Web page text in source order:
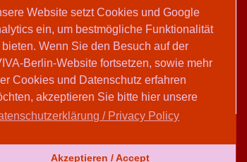
Website setzt Cookies und Google
ein, um bestmögliche Funktionalität
bieten. Wenn Sie den Besuch auf der
Berlin-Website fortsetzen, sowie mehr
Cookies und Datenschutz erfahren
akzeptieren Sie bitte hier unsere
/ Privacy Policy
Akzeptieren / Accept
AVIVA-Redaktion
Teilen